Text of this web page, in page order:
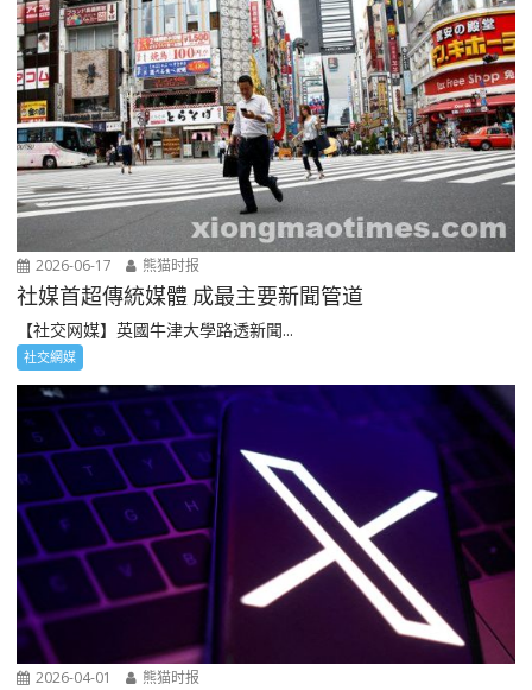
2026-06-17 熊猫时报
社媒首超傳統媒體 成最主要新聞管道
【社交网媒】英國牛津大學路透新聞...
社交網媒
2026-04-01 熊猫时报